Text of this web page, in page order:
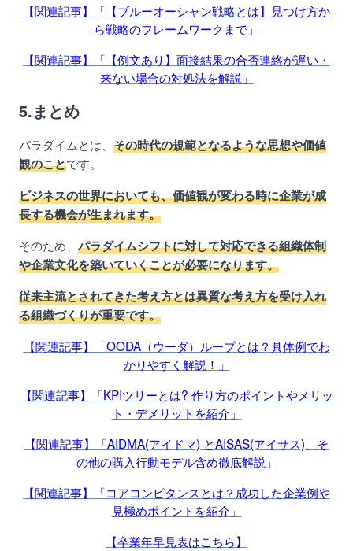
【関連記事】「【ブルーオーシャン戦略とは】見つけ方か
ら戦略のフレームワークまで」
【関連記事】「【例文あり】面接結果の合否連絡が遅い・
来ない場合の対処法を解説」
5.まとめ
パラダイムとは、 その時代の規範となるような思想や価値
観のことです。
ビジネスの世界においても、価値観が変わる時に企業が成
長する機会が生まれます。
そのため、 パラダイムシフトに対して対応できる組織体制
や企業文化を築いていくことが必要になります。
従来主流とされてきた考え方とは異質な考え方を受け入れ
る組織づくりが重要です。
【関連記事】「OODA（ウーダ）ループとは？具体例でわ
かりやすく解説！」
【関連記事】「KPIツリーとは? 作り方のポイントやメリッ
ト・デメリットを紹介」
【関連記事】「AIDMA(アイドマ) とAISAS(アイサス)、そ
の他の購入行動モデル含め徹底解説」
【関連記事】「コアコンピタンスとは？成功した企業例や
見極めポイントを紹介」
【卒業年早見表はこちら】